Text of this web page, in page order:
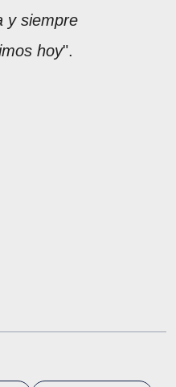
y siempre
hoy".